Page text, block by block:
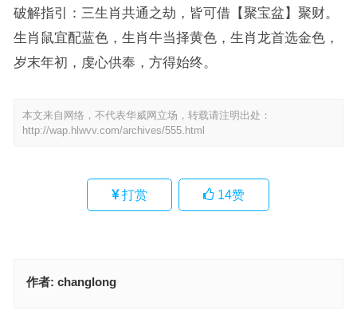
破解指引：三生肖共通之劫，皆可借【聚宝盆】聚财。
生肖鼠宜配蓝色，生肖牛当择黄色，生肖龙首选金色，
岁末年初，虔心供奉，方得始终。
本文来自网络，不代表华威网立场，转载请注明出处：
http://wap.hlwvv.com/archives/555.html
打赏 14赞
作者: changlong